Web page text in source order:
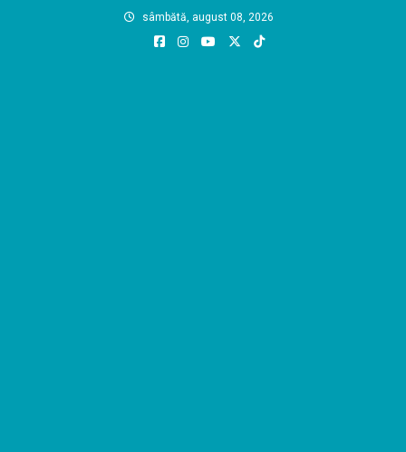
sâmbătă, august 08, 2026